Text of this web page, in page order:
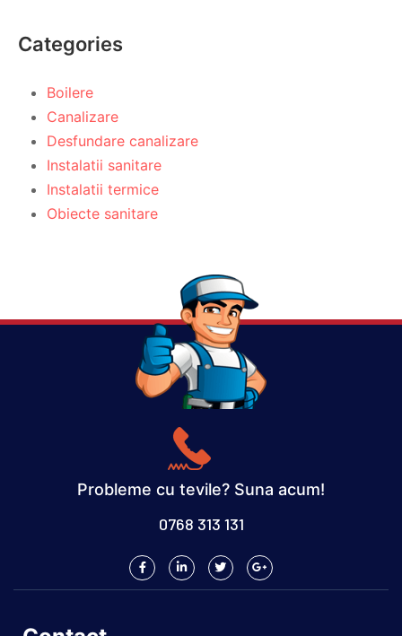
Categories
Boilere
Canalizare
Desfundare canalizare
Instalatii sanitare
Instalatii termice
Obiecte sanitare
Probleme cu tevile? Suna acum!
0768 313 131